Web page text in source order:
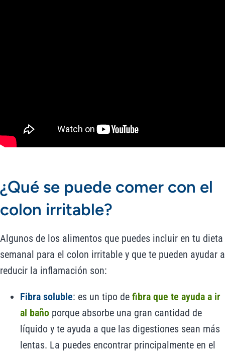
¿Qué se puede comer con el
colon irritable?
Algunos de los alimentos que puedes incluir en tu dieta
semanal para el colon irritable y que te pueden ayudar a
reducir la inflamación son:
Fibra soluble: es un tipo de fibra que te ayuda a ir
al baño porque absorbe una gran cantidad de
líquido y te ayuda a que las digestiones sean más
lentas. La puedes encontrar principalmente en el